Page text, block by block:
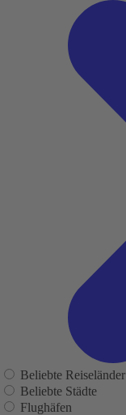
Beliebte Reiseländer
Beliebte Städte
Flughäfen